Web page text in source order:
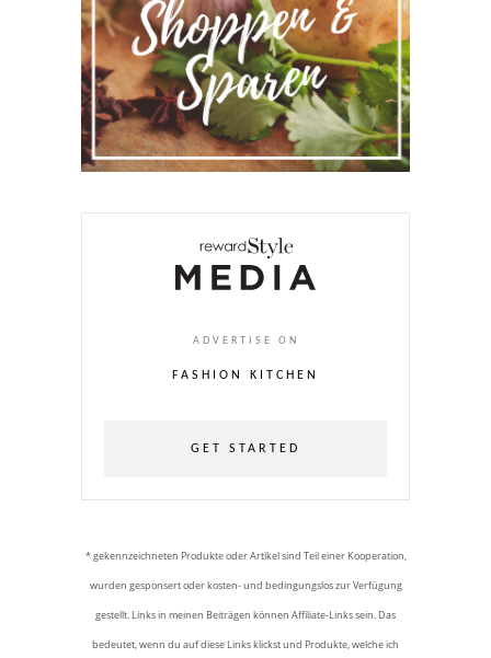
ADVERTISE ON
FASHION KITCHEN
GET STARTED
* gekennzeichneten Produkte oder Artikel sind Teil einer Kooperation,
wurden gesponsert oder kosten- und bedingungslos zur Verfügung
gestellt. Links in meinen Beiträgen können Affiliate-Links sein. Das
bedeutet, wenn du auf diese Links klickst und Produkte, welche ich